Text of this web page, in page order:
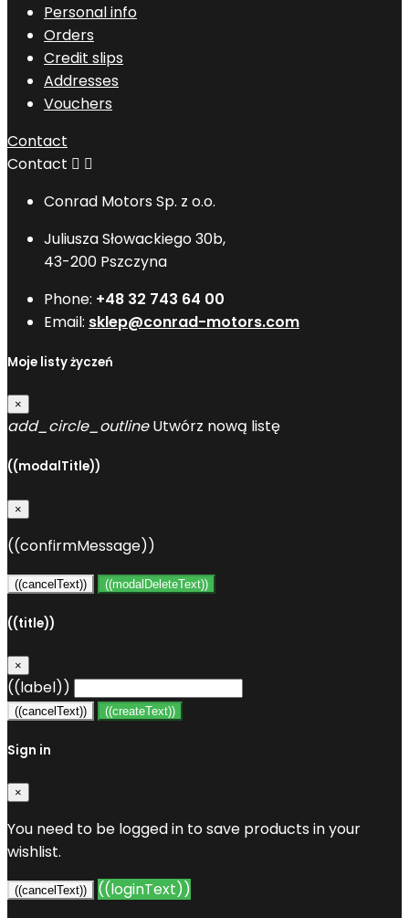
Personal info
Orders
Credit slips
Addresses
Vouchers
Contact
Contact  
Conrad Motors Sp. z o.o.
Juliusza Słowackiego 30b,
43-200 Pszczyna
Phone: +48 32 743 64 00
Email: sklep@conrad-motors.com
Moje listy życzeń
×
add_circle_outlineUtwórz nową listę
((modalTitle))
×
((confirmMessage))
((cancelText)) ((modalDeleteText))
((title))
×
((label))
((cancelText)) ((createText))
Sign in
×
You need to be logged in to save products in your
wishlist.
((cancelText))
((loginText))